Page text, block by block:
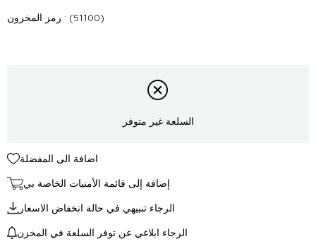
رمز المخزون (51100)
السلعة غير متوفر
اضافة الى المفضلة
إضافة إلى قائمة الأمنيات الخاصة بي
الرجاء تنبيهي في حالة انخفاض الاسعار
الرجاء ابلاغي عن توفر السلعة في المخزن